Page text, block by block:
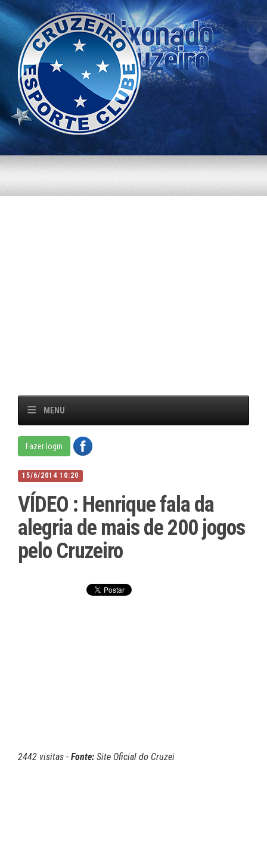
MENU
Fazer login
15/6/2014 10:20
VÍDEO : Henrique fala da
alegria de mais de 200 jogos
pelo Cruzeiro
2442 visitas - Fonte: Site Oficial do Cruzei